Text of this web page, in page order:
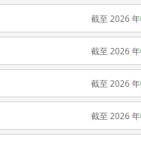
截至 2026 年
截至 2026 年
截至 2026 年
截至 2026 年